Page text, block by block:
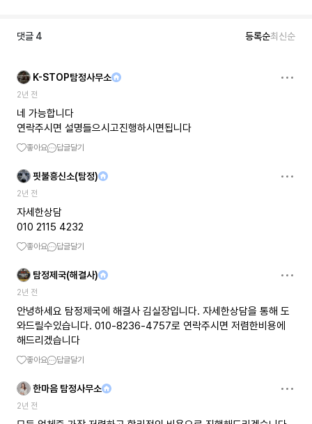
댓글 4 등록순최신순
K-STOP탐정사무소
2년 전
네 가능합니다
연락주시면 설명들으시고진행하시면됩니다
좋아요 답글달기
핏불흥신소(탐정)
2년 전
자세한상담
010 2115 4232
좋아요 답글달기
탐정제국(해결사)
2년 전
안녕하세요 탐정제국에 해결사 김실장입니다. 자세한상담을 통해 도
와드릴수있습니다. 010-8236-4757로 연락주시면 저렴한비용에
해드리겠습니다
좋아요 답글달기
한마음 탐정사무소
2년 전